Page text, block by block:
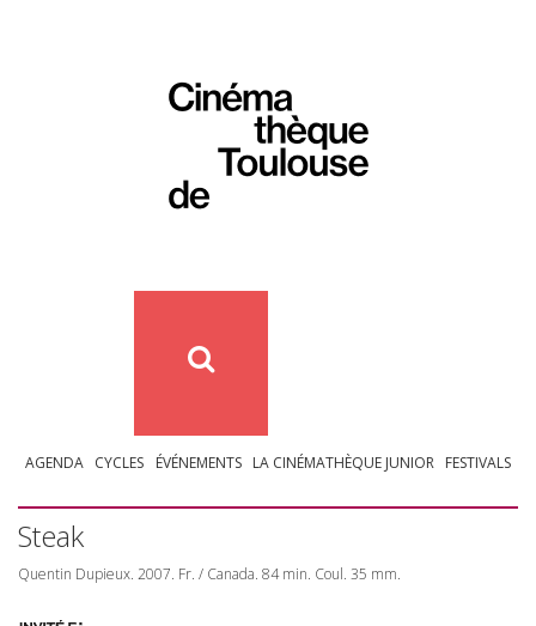
AGENDA CYCLES ÉVÉNEMENTS LA CINÉMATHÈQUE JUNIOR FESTIVALS
Steak
Quentin Dupieux. 2007. Fr. / Canada. 84 min. Coul. 35 mm.